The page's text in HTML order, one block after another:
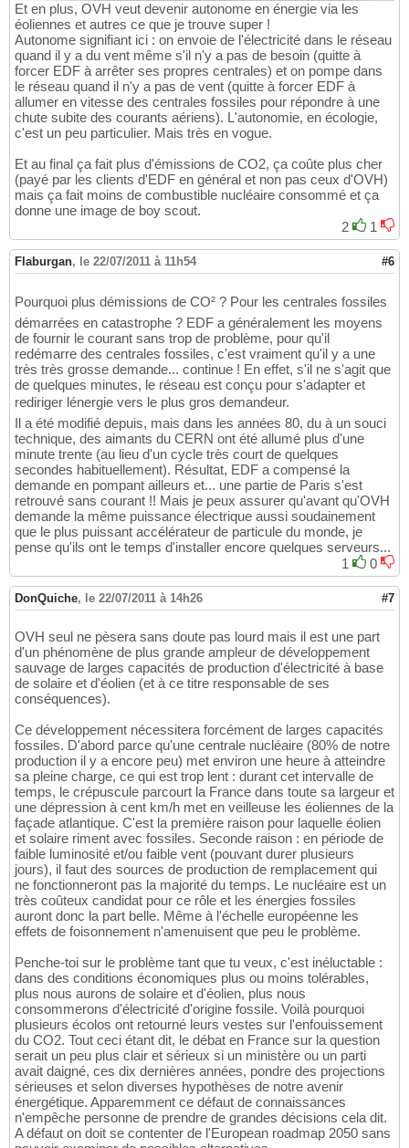
Et en plus, OVH veut devenir autonome en énergie via les
éoliennes et autres ce que je trouve super !
Autonome signifiant ici : on envoie de l'électricité dans le réseau
quand il y a du vent même s'il n'y a pas de besoin (quitte à
forcer EDF à arrêter ses propres centrales) et on pompe dans
le réseau quand il n'y a pas de vent (quitte à forcer EDF à
allumer en vitesse des centrales fossiles pour répondre à une
chute subite des courants aériens). L'autonomie, en écologie,
c'est un peu particulier. Mais très en vogue.
Et au final ça fait plus d'émissions de CO2, ça coûte plus cher
(payé par les clients d'EDF en général et non pas ceux d'OVH)
mais ça fait moins de combustible nucléaire consommé et ça
donne une image de boy scout.
2
1
Flaburgan, le 22/07/2011 à 11h54 #6
Pourquoi plus démissions de CO² ? Pour les centrales fossiles
démarrées en catastrophe ? EDF a généralement les moyens
de fournir le courant sans trop de problème, pour qu'il
redémarre des centrales fossiles, c'est vraiment qu'il y a une
très très grosse demande... continue ! En effet, s'il ne s'agit que
de quelques minutes, le réseau est conçu pour s'adapter et
rediriger lénergie vers le plus gros demandeur.
Il a été modifié depuis, mais dans les années 80, du à un souci
technique, des aimants du CERN ont été allumé plus d'une
minute trente (au lieu d'un cycle très court de quelques
secondes habituellement). Résultat, EDF a compensé la
demande en pompant ailleurs et... une partie de Paris s'est
retrouvé sans courant !! Mais je peux assurer qu'avant qu'OVH
demande la même puissance électrique aussi soudainement
que le plus puissant accélérateur de particule du monde, je
pense qu'ils ont le temps d'installer encore quelques serveurs...
1
0
DonQuiche, le 22/07/2011 à 14h26 #7
OVH seul ne pèsera sans doute pas lourd mais il est une part
d'un phénomène de plus grande ampleur de développement
sauvage de larges capacités de production d'électricité à base
de solaire et d'éolien (et à ce titre responsable de ses
conséquences).
Ce développement nécessitera forcément de larges capacités
fossiles. D'abord parce qu'une centrale nucléaire (80% de notre
production il y a encore peu) met environ une heure à atteindre
sa pleine charge, ce qui est trop lent : durant cet intervalle de
temps, le crépuscule parcourt la France dans toute sa largeur et
une dépression à cent km/h met en veilleuse les éoliennes de la
façade atlantique. C'est la première raison pour laquelle éolien
et solaire riment avec fossiles. Seconde raison : en période de
faible luminosité et/ou faible vent (pouvant durer plusieurs
jours), il faut des sources de production de remplacement qui
ne fonctionneront pas la majorité du temps. Le nucléaire est un
très coûteux candidat pour ce rôle et les énergies fossiles
auront donc la part belle. Même à l'échelle européenne les
effets de foisonnement n'amenuisent que peu le problème.
Penche-toi sur le problème tant que tu veux, c'est inéluctable :
dans des conditions économiques plus ou moins tolérables,
plus nous aurons de solaire et d'éolien, plus nous
consommerons d'électricité d'origine fossile. Voilà pourquoi
plusieurs écolos ont retourné leurs vestes sur l'enfouissement
du CO2. Tout ceci étant dit, le débat en France sur la question
serait un peu plus clair et sérieux si un ministère ou un parti
avait daigné, ces dix dernières années, pondre des projections
sérieuses et selon diverses hypothèses de notre avenir
énergétique. Apparemment ce défaut de connaissances
n'empêche personne de prendre de grandes décisions cela dit.
A défaut on doit se contenter de l'European roadmap 2050 sans